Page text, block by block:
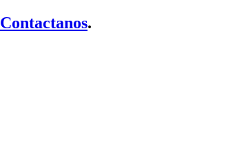
Contactanos.